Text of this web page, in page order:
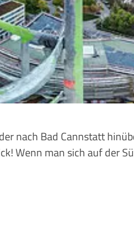
nach Bad Cannstatt
Wenn man sich auf der